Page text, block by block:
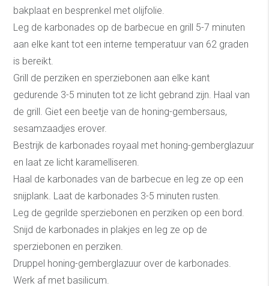
bakplaat en besprenkel met olijfolie.
Leg de karbonades op de barbecue en grill 5-7 minuten
aan elke kant tot een interne temperatuur van 62 graden
is bereikt.
Grill de perziken en sperziebonen aan elke kant
gedurende 3-5 minuten tot ze licht gebrand zijn. Haal van
de grill. Giet een beetje van de honing-gembersaus,
sesamzaadjes erover.
Bestrijk de karbonades royaal met honing-gemberglazuur
en laat ze licht karamelliseren.
Haal de karbonades van de barbecue en leg ze op een
snijplank. Laat de karbonades 3-5 minuten rusten.
Leg de gegrilde sperziebonen en perziken op een bord.
Snijd de karbonades in plakjes en leg ze op de
sperziebonen en perziken.
Druppel honing-gemberglazuur over de karbonades.
Werk af met basilicum.